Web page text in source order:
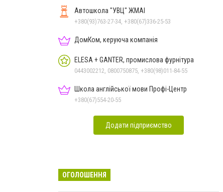
Автошкола "УВЦ" ЖМАІ
+380(93)763-27-34, +380(67)336-25-53
ДомКом, керуюча компанія
ELESA + GANTER, промислова фурнітура
0443002212, 0800750875, +380(98)011-84-55
Школа англійської мови Профі-Центр
+380(67)554-20-55
Додати підприємство
ОГОЛОШЕННЯ